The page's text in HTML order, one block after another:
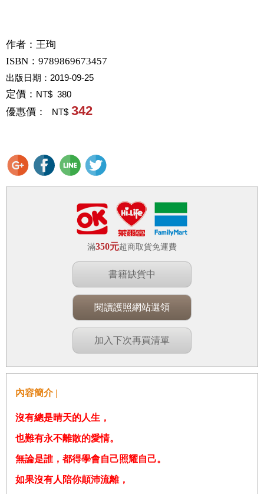
作者： 王珣
ISBN：9789869673457
出版日期： 2019-09-25
定價： NT$ 380
優惠價： NT$ 342
滿350元超商取貨免運費
書籍缺貨中
閱讀護照網站選領
加入下次再買清單
內容簡介 |
沒有總是晴天的人生，
也難有永不離散的愛情。
無論是誰，都得學會自己照耀自己。
如果沒有人陪你顛沛流離，